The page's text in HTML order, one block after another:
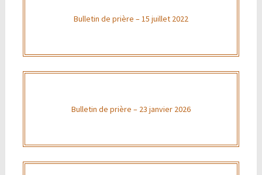
Bulletin de prière – 15 juillet 2022
Bulletin de prière – 23 janvier 2026